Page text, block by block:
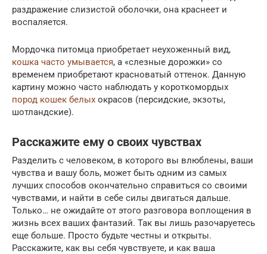
раздражение слизистой оболочки, она краснеет и
воспаляется.
Мордочка питомца приобретает неухоженный вид,
кошка часто умывается, а «слезные дорожки» со
временем приобретают красноватый оттенок. Данную
картину можно часто наблюдать у короткомордых
пород кошек белых окрасов (персидские, экзоты,
шотландские).
Расскажите ему о своих чувствах
Разделить с человеком, в которого вы влюблены, ваши
чувства и вашу боль, может быть одним из самых
лучших способов окончательно справиться со своими
чувствами, и найти в себе силы двигаться дальше.
Только… не ожидайте от этого разговора воплощения в
жизнь всех ваших фантазий. Так вы лишь разочаруетесь
еще больше. Просто будьте честны и открыты.
Расскажите, как вы себя чувствуете, и как ваша